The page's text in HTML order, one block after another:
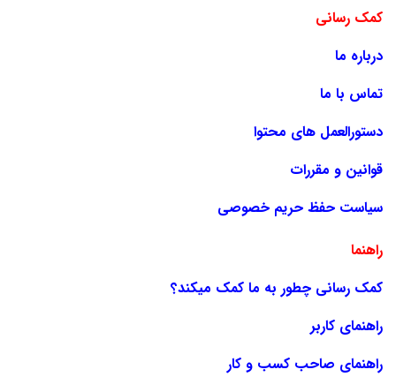
کمک رسانی
درباره ما
تماس با ما
دستورالعمل های محتوا
قوانین و مقررات
سیاست حفظ حریم خصوصی
راهنما
کمک رسانی چطور به ما کمک میکند؟
راهنمای کاربر
راهنمای صاحب کسب و کار